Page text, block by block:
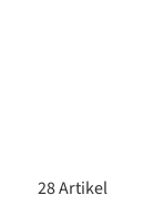
28 Artikel